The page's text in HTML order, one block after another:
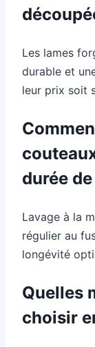
Les lames
durable et
leur prix soit
durée
Lavage à la
régulier au
longévité
Quelles
choisir